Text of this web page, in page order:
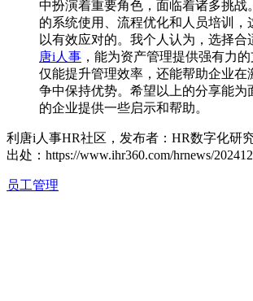
中扮演着重要角色，面临着诸多挑战
的系统使用、流程优化和人员培训，
以有效应对的。我个人认为，选择合
唐i人事 ，能为资产管理提供强有力
仅能提升管理效率，还能帮助企业在
争中保持优势。希望以上的分享能为
的企业提供一些启示和帮助。
利唐i人事HR社区，发布者：HR数字化研
出处： https://www.ihr360.com/hrnews/
员工管理